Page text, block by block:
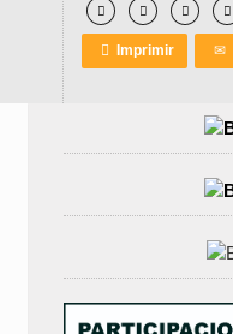
   
 Imprimir ✉